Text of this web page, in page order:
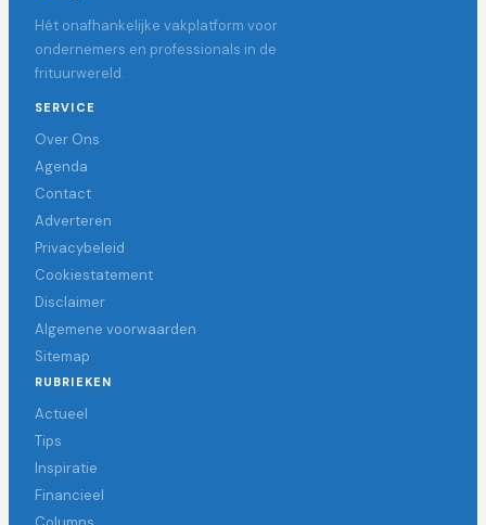
Hét onafhankelijke vakplatform voor
ondernemers en professionals in de
frituurwereld.
SERVICE
Over Ons
Agenda
Contact
Adverteren
Privacybeleid
Cookiestatement
Disclaimer
Algemene voorwaarden
Sitemap
RUBRIEKEN
Actueel
Tips
Inspiratie
Financieel